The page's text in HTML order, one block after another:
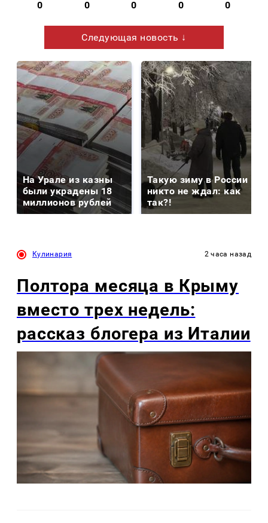
0 0 0 0 0
Следующая новость ↓
На Урале из казны
были украдены 18
миллионов рублей
Такую зиму в России
никто не ждал: как
так?!
Кулинария 2 часа назад
Полтора месяца в Крыму
вместо трех недель:
рассказ блогера из Италии